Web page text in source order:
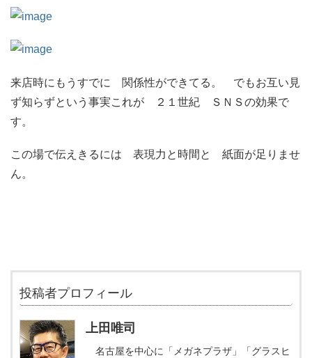
来店時にもうすでに 関係性ができてる。 でもお互い見
ず知らずという事実これが ２１世紀 ＳＮＳの効果で
す。
この場で伝えきるには 表現力と時間と 紙面が足りませ
ん。
投稿者プロフィール
上田唯司
名古屋を中心に「メガネプラザ」「グラスヒ